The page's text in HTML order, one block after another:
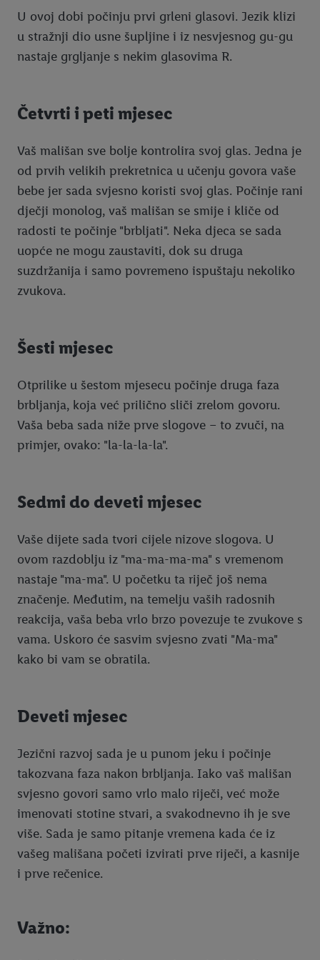
U ovoj dobi počinju prvi grleni glasovi. Jezik klizi
u stražnji dio usne šupljine i iz nesvjesnog gu-gu
nastaje grgljanje s nekim glasovima R.
Četvrti i peti mjesec
Vaš mališan sve bolje kontrolira svoj glas. Jedna je
od prvih velikih prekretnica u učenju govora vaše
bebe jer sada svjesno koristi svoj glas. Počinje rani
dječji monolog, vaš mališan se smije i kliče od
radosti te počinje "brbljati". Neka djeca se sada
uopće ne mogu zaustaviti, dok su druga
suzdržanija i samo povremeno ispuštaju nekoliko
zvukova.
Šesti mjesec
Otprilike u šestom mjesecu počinje druga faza
brbljanja, koja već prilično sliči zrelom govoru.
Vaša beba sada niže prve slogove – to zvuči, na
primjer, ovako: "la-la-la-la".
Sedmi do deveti mjesec
Vaše dijete sada tvori cijele nizove slogova. U
ovom razdoblju iz "ma-ma-ma-ma" s vremenom
nastaje "ma-ma". U početku ta riječ još nema
značenje. Međutim, na temelju vaših radosnih
reakcija, vaša beba vrlo brzo povezuje te zvukove s
vama. Uskoro će sasvim svjesno zvati "Ma-ma"
kako bi vam se obratila.
Deveti mjesec
Jezični razvoj sada je u punom jeku i počinje
takozvana faza nakon brbljanja. Iako vaš mališan
svjesno govori samo vrlo malo riječi, već može
imenovati stotine stvari, a svakodnevno ih je sve
više. Sada je samo pitanje vremena kada će iz
vašeg mališana početi izvirati prve riječi, a kasnije
i prve rečenice.
Važno: